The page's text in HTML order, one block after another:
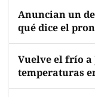
Anuncian un
qué dice el
Vuelve el frío a
temperaturas